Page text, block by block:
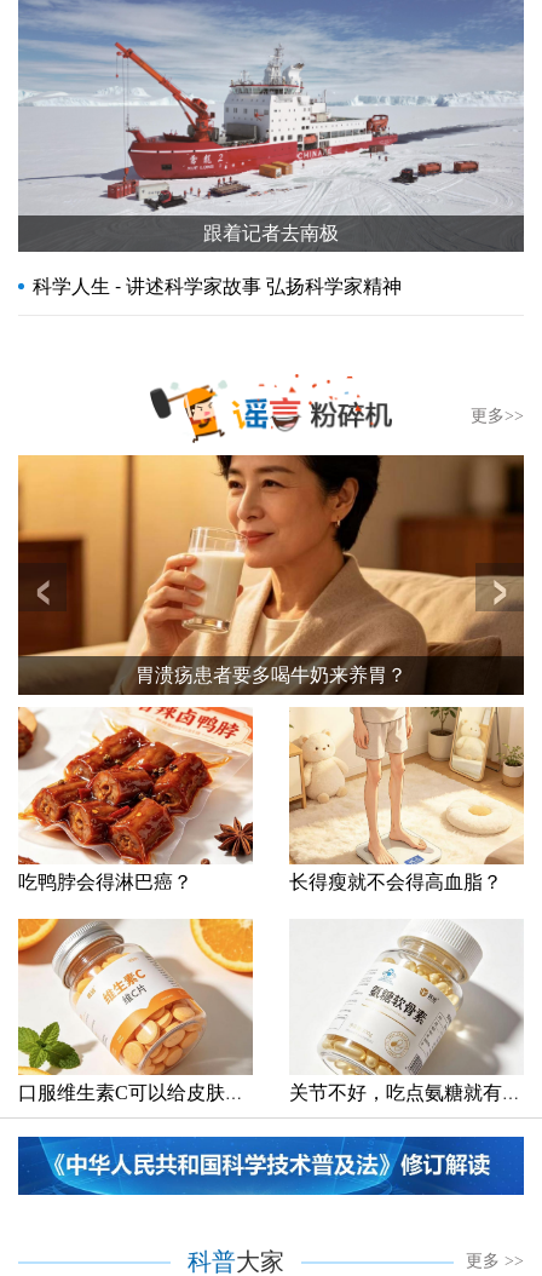
跟着记者去南极
科学人生 - 讲述科学家故事 弘扬科学家精神
更多>>
胃溃疡患者要多喝牛奶来养胃？
‹ ›
吃鸭脖会得淋巴癌？
口服维生素C可以给皮肤美白？
长得瘦就不会得高血脂？
关节不好，吃点氨糖就有用？
科普大家 更多 >>